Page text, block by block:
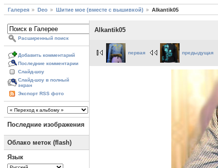
Галерея Deo Шитие мое (вместе с вышивкой) Alkantik05
Расширенный поиск
Добавить комментарий
Последние комментарии
Слайд-шоу
Слайд-шоу в полный
экран
Экспорт RSS фото
Последние изображения
Облако меток (flash)
Язык
Alkantik05
первая предыдущая